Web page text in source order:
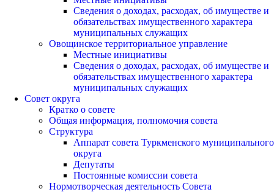
Сведения о доходах, расходах, об имуществе и
обязательствах имущественного характера
муниципальных служащих
Овощинское территориальное управление
Местные инициативы
Сведения о доходах, расходах, об имуществе и
обязательствах имущественного характера
муниципальных служащих
Совет округа
Кратко о совете
Общая информация, полномочия совета
Структура
Аппарат совета Туркменского муниципального
округа
Депутаты
Постоянные комиссии совета
Нормотворческая деятельность Совета